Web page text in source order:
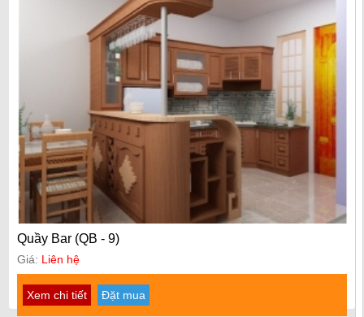
Quầy Bar (QB - 9)
Giá: Liên hệ
Xem chi tiết Đặt mua